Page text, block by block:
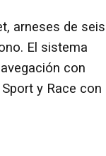
arneses de seis
El sistema
con
y Race con